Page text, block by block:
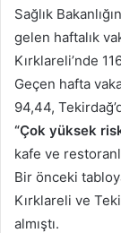
Sağlık
gelen haftalık
Kırklareli’nde
Geçen hafta
94,44,
“Çok yüksek
kafe ve
Bir önceki
Kırklareli ve
almıştı.